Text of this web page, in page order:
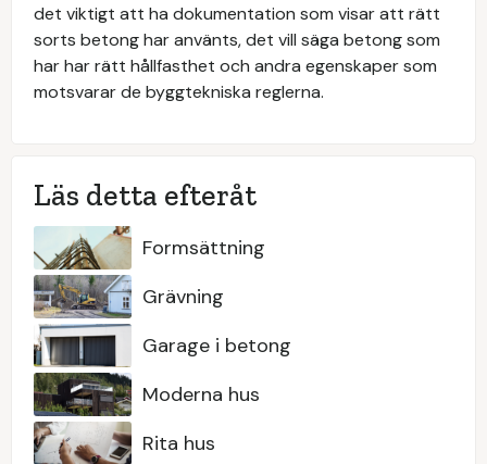
det viktigt att ha dokumentation som visar att rätt
sorts betong har använts, det vill säga betong som
har har rätt hållfasthet och andra egenskaper som
motsvarar de byggtekniska reglerna.
Läs detta efteråt
Formsättning
Grävning
Garage i betong
Moderna hus
Rita hus